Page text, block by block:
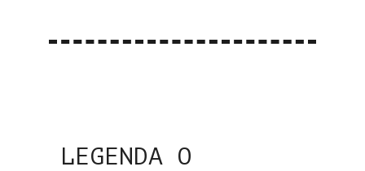
LEGENDA O